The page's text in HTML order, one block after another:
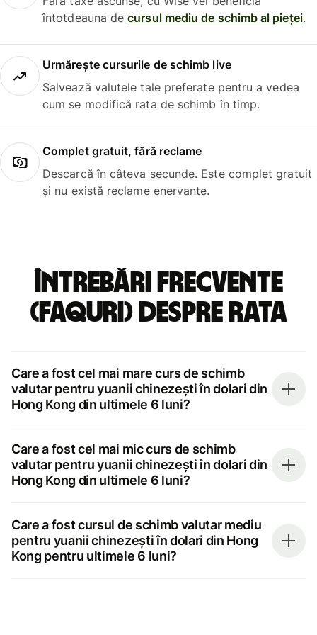
întotdeauna decursul mediu de schimb al pieței.
Urmărește cursurile de schimb live
Salvează valutele tale preferate pentru a vedea
cum se modifică rata de schimb în timp.
Complet gratuit, fără reclame
Descarcă în câteva secunde. Este complet gratuit
și nu există reclame enervante.
Întrebări frecvente
(FAQuri) despre rata
Care a fost cel mai mare curs de schimb
valutar pentru yuanii chinezești în dolari din
Hong Kong din ultimele 6 luni?
Care a fost cel mai mic curs de schimb
valutar pentru yuanii chinezești în dolari din
Hong Kong din ultimele 6 luni?
Care a fost cursul de schimb valutar mediu
pentru yuanii chinezești în dolari din Hong
Kong pentru ultimele 6 luni?